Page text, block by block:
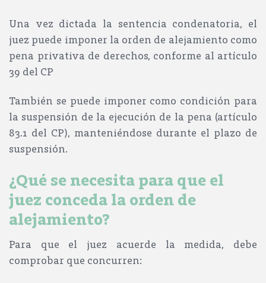
Una vez dictada la sentencia condenatoria, el
juez puede imponer la orden de alejamiento como
pena privativa de derechos, conforme al artículo
39 del CP
También se puede imponer como condición para
la suspensión de la ejecución de la pena (artículo
83.1 del CP), manteniéndose durante el plazo de
suspensión.
¿Qué se necesita para que el
juez conceda la orden de
alejamiento?
Para que el juez acuerde la medida, debe
comprobar que concurren: